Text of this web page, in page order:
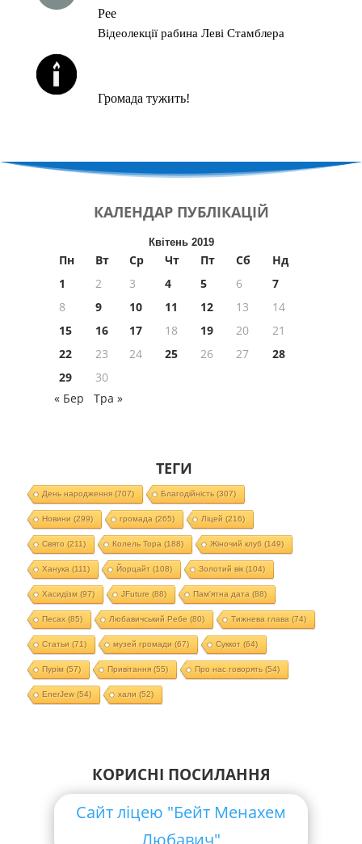
Рее
Відеолекції рабина Леві Стамблера
Громада тужить!
КАЛЕНДАР ПУБЛІКАЦІЙ
Квітень 2019
Пн Вт Ср Чт Пт Сб
Нд
1
2 3 4 5 6
7
8
9 10 11 12 13
14
15
16 17 18 19 20
21
22
23 24 25 26 27
28
29
30
« Бер
Тра »
ТЕГИ
День народження(707) Благодійність (307)
Новини (299) громада (265) Ліцей (216)
Свято (211) Колель Тора (188) Жіночий клуб (149)
Ханука (111) Йорцайт (108) Золотий вік(104)
Хасидізм (97) JFuture (88) Пам'ятна дата (88)
Песах(85) Любавичський Ребе (80) Тижнева глава (74)
Статьи (71) музей громади (67) Суккот (64)
Пурім (57) Привітання(55) Про нас говорять (54)
EnerJew(54) хали (52)
КОРИСНІ ПОСИЛАННЯ
Сайт ліцею "Бейт Менахем
Любавич"